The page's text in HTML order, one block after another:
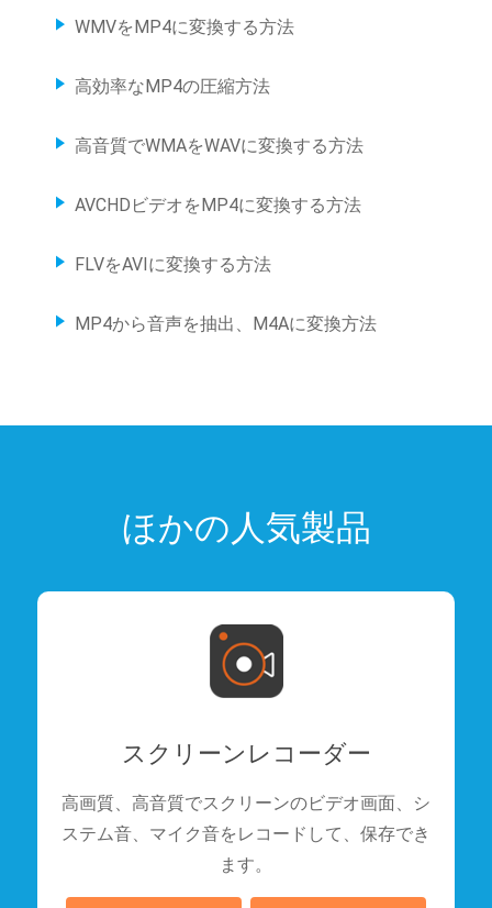
WMVをMP4に変換する方法
高効率なMP4の圧縮方法
高音質でWMAをWAVに変換する方法
AVCHDビデオをMP4に変換する方法
FLVをAVIに変換する方法
MP4から音声を抽出、M4Aに変換方法
ほかの人気製品
スクリーンレコーダー
高画質、高音質でスクリーンのビデオ画面、シ
ステム音、マイク音をレコードして、保存でき
ます。